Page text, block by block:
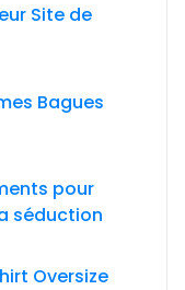
Site de
Bagues
pour
séduction
Oversize